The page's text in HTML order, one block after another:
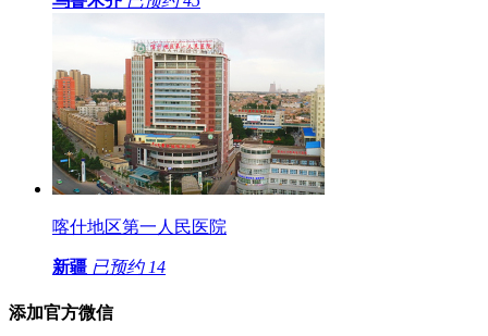
喀什地区第一人民医院
新疆 已预约 14
添加官方微信